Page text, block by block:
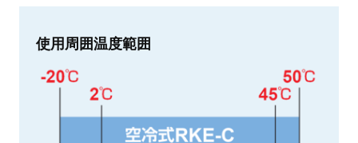
使用周囲温度範囲